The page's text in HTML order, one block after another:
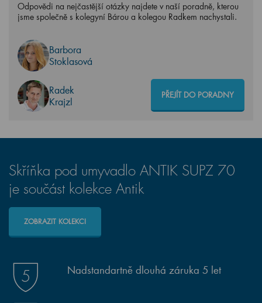
Odpovědi na nejčastější otázky najdete v naší poradně, kterou
jsme společně s kolegyní Bárou a kolegou Radkem nachystali.
Barbora
Stoklasová
Radek
Krajzl
PŘEJÍT DO PORADNY
Skříňka pod umyvadlo ANTIK SUPZ 70
je součást kolekce Antik
ZOBRAZIT KOLEKCI
Nadstandartně dlouhá záruka 5 let